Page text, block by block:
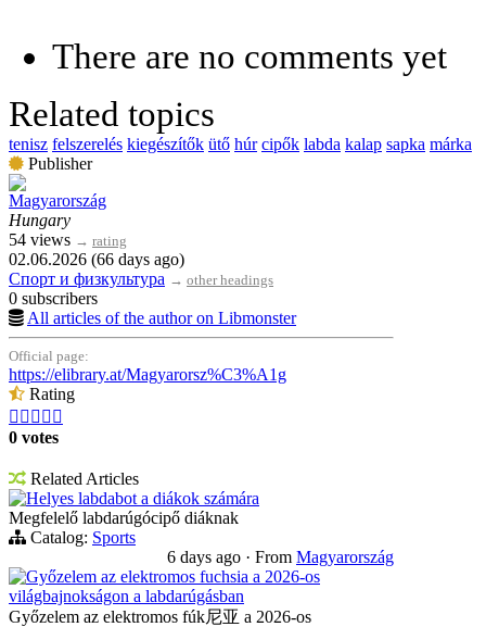
There are no comments yet
Related topics
tenisz felszerelés kiegészítők ütő húr cipők labda kalap sapka márka
Publisher
Magyarország
Hungary
54 views → rating
02.06.2026 (66 days ago)
Спорт и физкультура → other headings
0 subscribers
All articles of the author on Libmonster
Official page:
https://elibrary.at/Magyarorsz%C3%A1g
Rating
    
0 votes
Related Articles
Helyes labdabot a diákok számára
Megfelelő labdarúgócipő diáknak
Catalog: Sports
6 days ago · From Magyarország
Győzelem az elektromos fuchsia a 2026-os
világbajnokságon a labdarúgásban
Győzelem az elektromos fúk尼亚 a 2026-os